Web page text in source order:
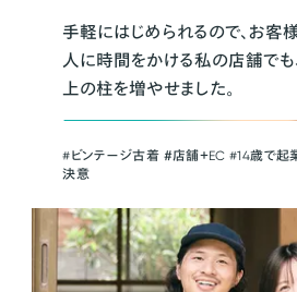
手軽にはじめられるので、お客
人に時間をかける私の店舗でも
上の柱を増やせました。
#ビンテージ古着 ＃店舗＋EC #14歳で起
決意